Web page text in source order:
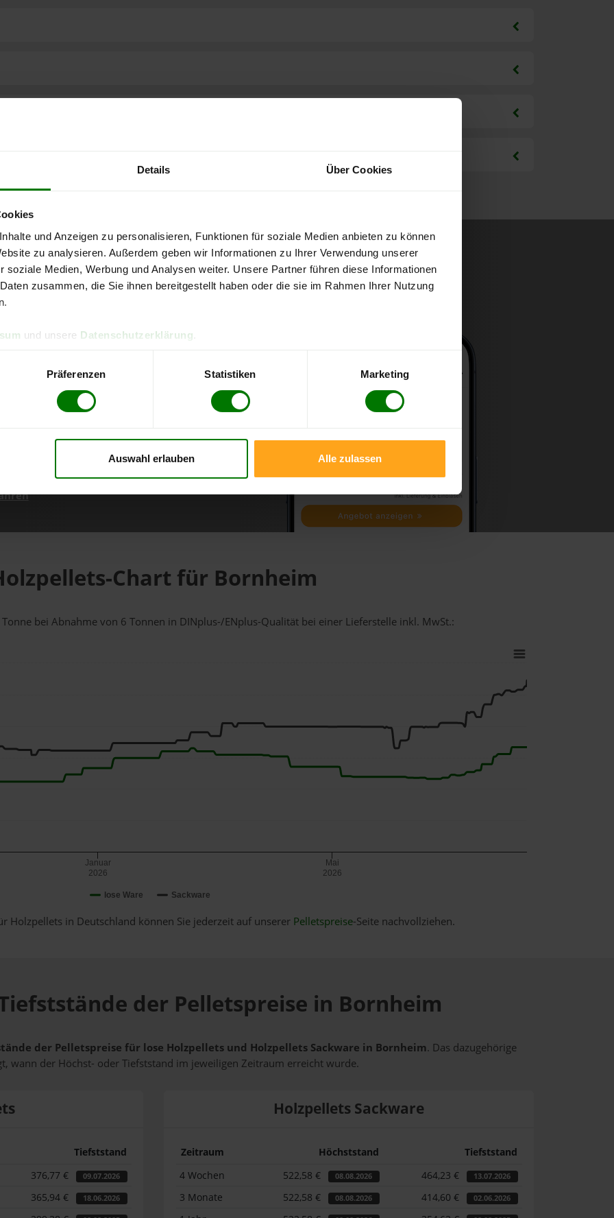
Details Über Cookies
und Anzeigen zu personalisieren, Funktionen für soziale Medien anbieten zu können
zu analysieren. Außerdem geben wir Informationen zu Ihrer Verwendung unserer
soziale Medien, Werbung und Analysen weiter. Unsere Partner führen diese Informationen
zusammen, die Sie ihnen bereitgestellt haben oder die sie im Rahmen Ihrer Nutzung
und unsere Datenschutzerklärung
Präferenzen Statistiken Marketing
Auswahl erlauben Alle zulassen
kostenlose
direkt online bestellen
aktuellen Stand
Chart für Bornheim
bei Abnahmevon 6 Tonnen in DINplus-/ENplus-Qualität bei einer Lieferstelle inkl. MwSt.:
lose Ware Sackware
Januar
2026
Mai
2026
Holzpellets in Deutschland können Sie jederzeit auf unserer Pelletspreise-Seite nachvollziehen.
der Pelletspreise in Bornheim
der Pelletspreise für lose Holzpellets und Holzpellets Sackware in Bornheim. Das dazugehörige
wann der Höchst- oder Tiefststand im jeweiligen Zeitraum erreicht wurde.
Tiefststand
376,77 € 09.07.2026
365,94 € 18.06.2026
Holzpellets Sackware
Zeitraum Höchststand
Tiefststand
4 Wochen
522,58 € 08.08.2026 464,23 € 13.07.2026
3 Monate 522,58 € 08.08.2026 414,60 € 02.06.2026